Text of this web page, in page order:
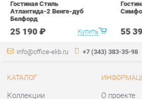
КАТАЛОГ
Коллекции
Шкафы и стеллажи
О проекте
Доставка и